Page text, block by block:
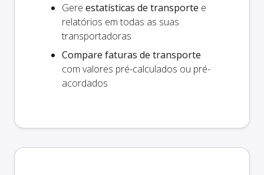
Gere estatísticas de transporte e
relatórios em todas as suas
transportadoras
Compare faturas de transporte
com valores pré-calculados ou pré-
acordados